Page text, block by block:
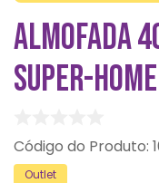
ALMOFADA
SUPER-
:
Outlet